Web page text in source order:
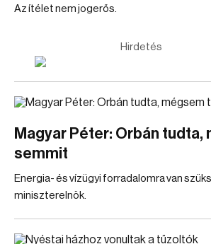
Az ítélet nem jogerős.
Hirdetés
Magyar Péter: Orbán
semmit
Energia- és vízügyi forradalomra van
miniszterelnök.